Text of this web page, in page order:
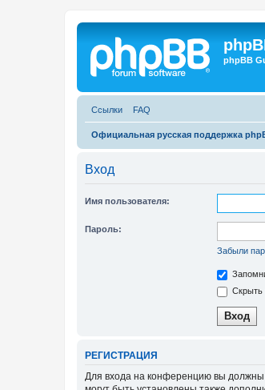
phpBB
Ссылки FAQ
Официальная русская поддержка
Вход
Имя пользователя:
Пароль:
Забыли
Скрыть
РЕГИСТРАЦИЯ
Для входа на конференцию вы должны